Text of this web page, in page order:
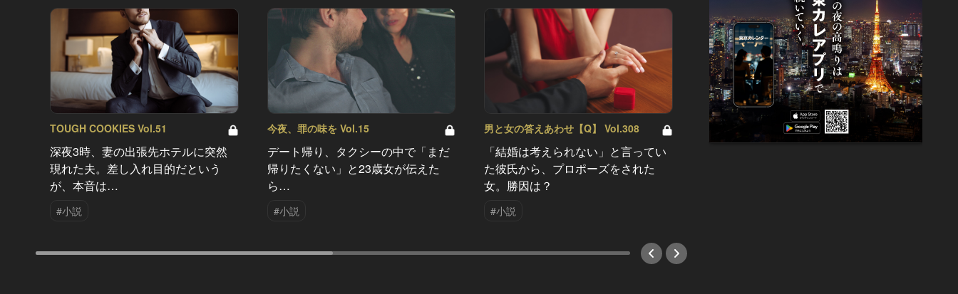
TOUGH COOKIES Vol.51
深夜3時、妻の出張先ホテルに突然
現れた夫。差し入れ目的だという
が、本音は…
#小説
今夜、罪の味を Vol.15
デート帰り、タクシーの中で「まだ
帰りたくない」と23歳女が伝えた
ら…
#小説
男と女の答えあわせ【Q】 Vol.308
「結婚は考えられない」と言ってい
た彼氏から、プロポーズをされた
女。勝因は？
#小説
男と女の答えあわせ【A】 Vol.308